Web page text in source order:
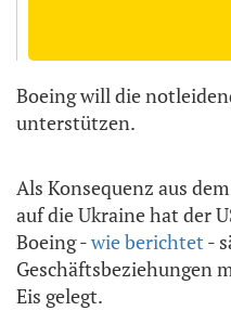
Boeing will die
unterstützen.
Als Konsequenz aus
auf die Ukraine hat der
Boeing -wie berichtet -
Geschäftsbeziehungen
Eis gelegt.